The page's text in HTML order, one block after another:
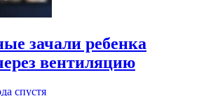
зачали ребенка
вентиляцию
спустя